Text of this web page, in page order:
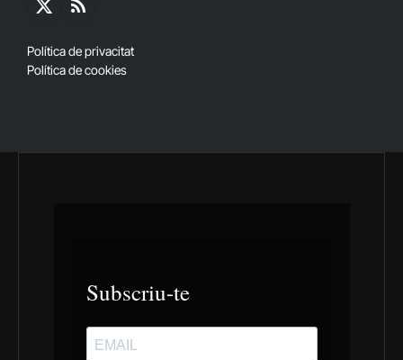
X
RSS
Política de privacitat
Política de cookies